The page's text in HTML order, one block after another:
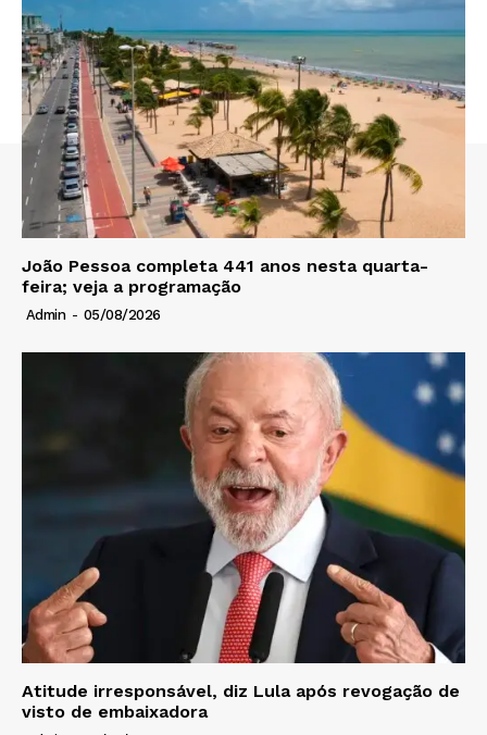
João Pessoa completa 441 anos nesta quarta-
feira; veja a programação
Admin - 05/08/2026
Atitude irresponsável, diz Lula após revogação de
visto de embaixadora